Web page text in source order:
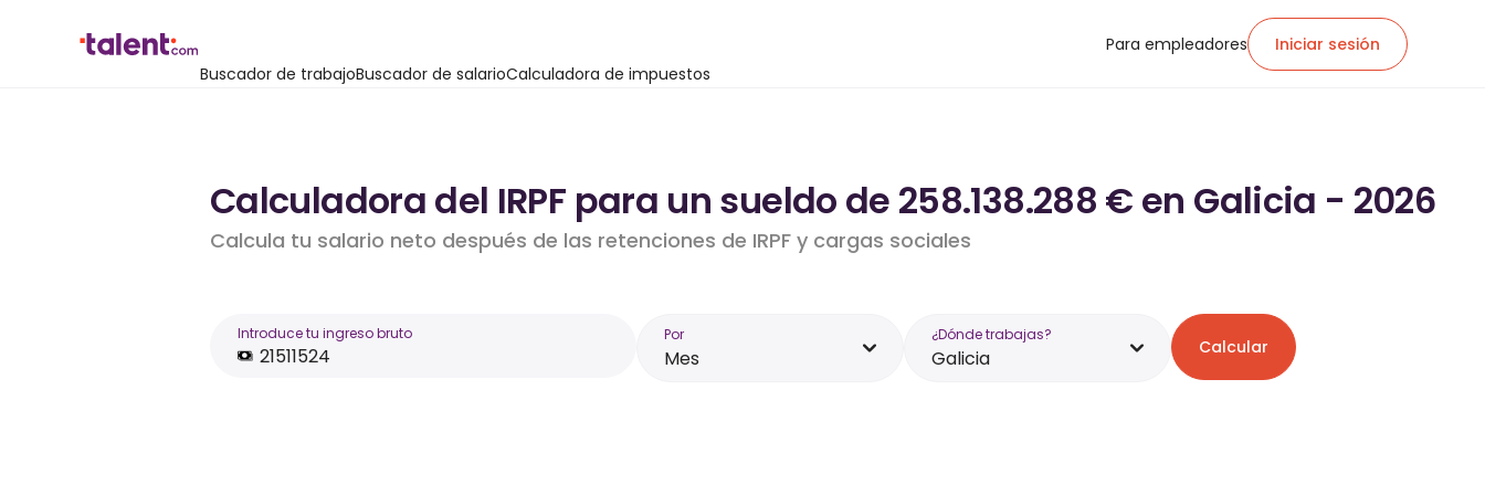
Buscador de trabajoBuscador de salarioCalculadora de impuestos
Para empleadores Iniciar sesión
Calculadora del IRPF para un sueldo de 258.138.288 € en Galicia - 2026
Calcula tu salario neto después de las retenciones de IRPF y cargas sociales
Introduce tu ingreso bruto Por
Mes
¿Dónde trabajas?
Galicia Calcular